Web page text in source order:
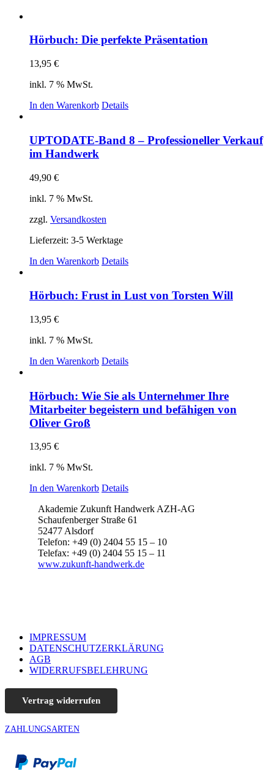
Hörbuch: Die perfekte Präsentation
13,95 €
inkl. 7 % MwSt.
In den Warenkorb Details
UPTODATE-Band 8 – Professioneller Verkauf
im Handwerk
49,90 €
inkl. 7 % MwSt.
zzgl. Versandkosten
Lieferzeit: 3-5 Werktage
In den Warenkorb Details
Hörbuch: Frust in Lust von Torsten Will
13,95 €
inkl. 7 % MwSt.
In den Warenkorb Details
Hörbuch: Wie Sie als Unternehmer Ihre
Mitarbeiter begeistern und befähigen von
Oliver Groß
13,95 €
inkl. 7 % MwSt.
In den Warenkorb Details
Akademie Zukunft Handwerk AZH-AG
Schaufenberger Straße 61
52477 Alsdorf
Telefon: +49 (0) 2404 55 15 – 10
Telefax: +49 (0) 2404 55 15 – 11
www.zukunft-handwerk.de
IMPRESSUM
DATENSCHUTZERKLÄRUNG
AGB
WIDERRUFSBELEHRUNG
Vertrag widerrufen
ZAHLUNGSARTEN